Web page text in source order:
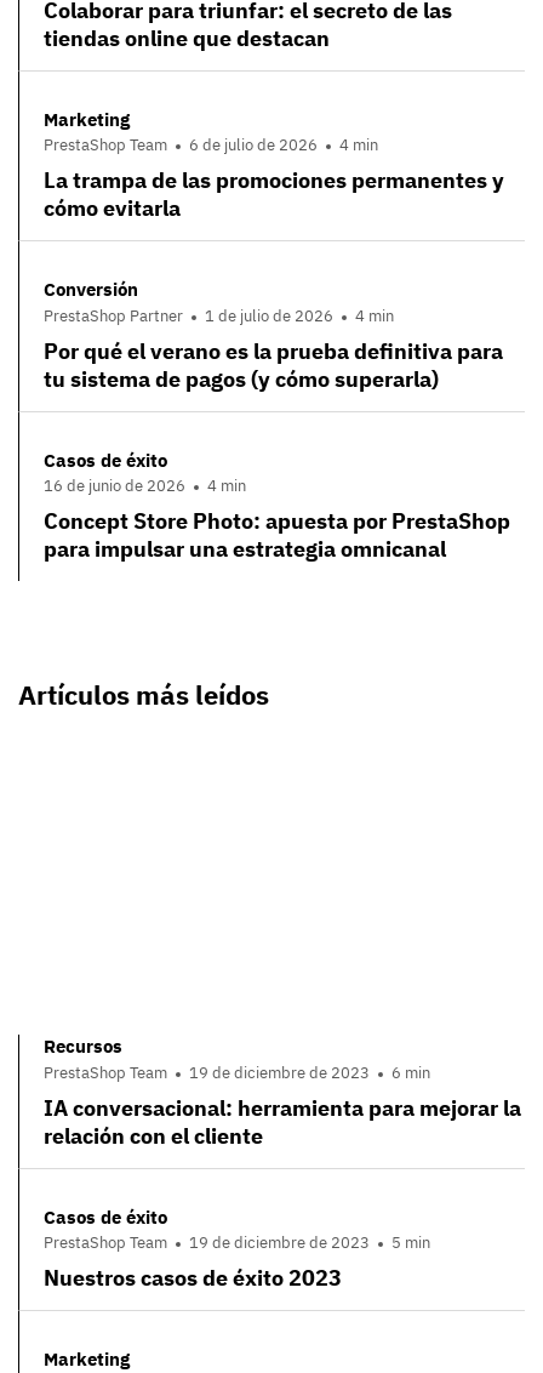
Colaborar para triunfar: el secreto de las
tiendas online que destacan
Marketing
PrestaShop Team 6 de julio de 2026 4 min
La trampa de las promociones permanentes y
cómo evitarla
Conversión
PrestaShop Partner 1 de julio de 2026 4 min
Por qué el verano es la prueba definitiva para
tu sistema de pagos (y cómo superarla)
Casos de éxito
16 de junio de 2026 4 min
Concept Store Photo: apuesta por PrestaShop
para impulsar una estrategia omnicanal
Artículos más leídos
Recursos
PrestaShop Team 19 de diciembre de 2023 6 min
IA conversacional: herramienta para mejorar la
relación con el cliente
Casos de éxito
PrestaShop Team 19 de diciembre de 2023 5 min
Nuestros casos de éxito 2023
Marketing